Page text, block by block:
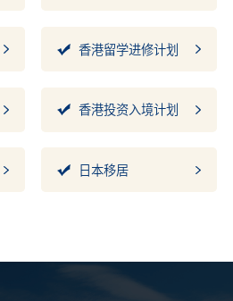
香港留学进修计划
香港投资入境计划
日本移居